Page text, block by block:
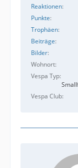
Reaktionen
Punkte
Trophäen
Beiträge
Bilder
Wohnort
Vespa Typ
Vespa Club